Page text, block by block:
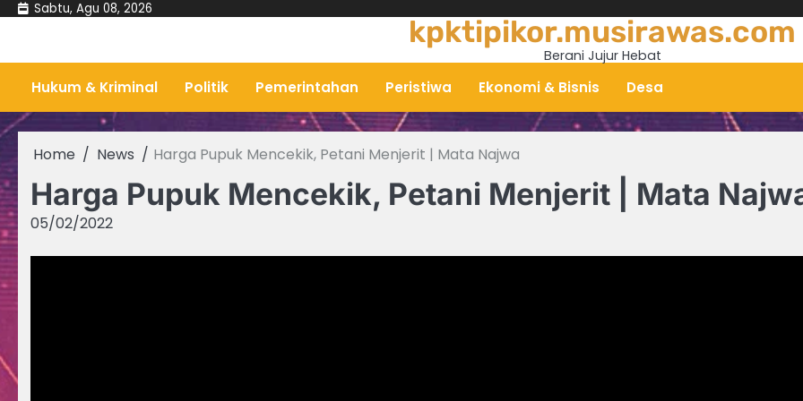
Skip Sabtu, Agu 08, 2026
kpktipikor.musirawas.com
Berani Jujur Hebat
Hukum & Kriminal Politik Pemerintahan Peristiwa Ekonomi & Bisnis Desa
Home News Harga Pupuk Mencekik, Petani Menjerit | Mata Najwa
Harga Pupuk Mencekik, Petani Menjerit | Mata
05/02/2022